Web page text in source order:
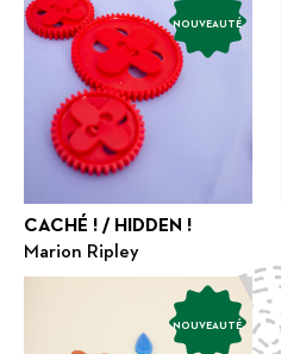
CACHÉ ! / HIDDEN !
Marion Ripley
NOUVEAUTÉ
NOUVEAUTÉ